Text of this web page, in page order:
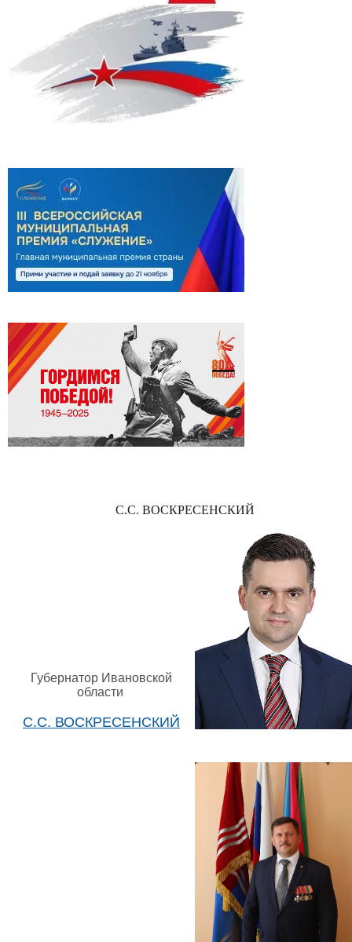
С.С. ВОСКРЕСЕНСКИЙ
Губернатор Ивановской
области
С.С. ВОСКРЕСЕНСКИЙ